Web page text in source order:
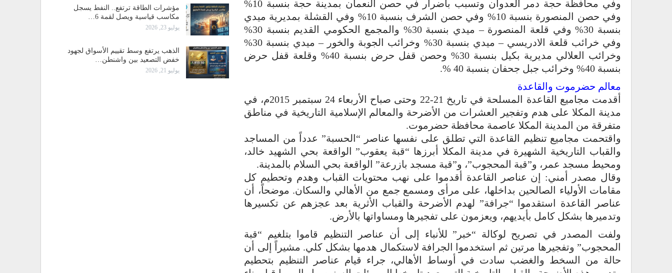
وفي محافظة حجة دمر العدوان وتسبب بأضرار في حصن النعمان بمدينة حجة بنسبة 10%
وفي حصن المنصورة بنسبة 10% وفي حصن الشرف بنسبة 10% وفي القشلة بمديرية ميدي
بنسبة 30% وفي قلعة المنصورة – ميدي بنسبة 30% والمجمع الحكومي القديم بنسبة 30%
وفي خرائب قلعة الادريسي – ميدي بنسبة 30% وخرائب الجوبة والخور – ميدي بنسبة 30%
وخرائب العلالي مديرية بكيل بنسبة 30% وحصن قفل حرض بنسبة 40% وقلعة قفل حرض
بنسبة 40% وخرائب جبل جحفان بنسبة 40 %.
معالم حضرموت والقاعدة
أقدمت مجاميع القاعدة المسلحة في تاريخ 21-22 وحتى صباح الأربعاء 24 سبتمبر 2015م، في
مدينة المكلا على هدم وتفجير العشرات من الأضرحة والمعالم الإسلامية التاريخية في مناطق
متفرقة من المدينة المكلا عاصمة محافظة حضرموت.
واقتحمت مجاميع تنظيم القاعدة التي تطلق على نفسها عناصر “الحسبة” عدداً من المساجد
والقباب التاريخية الشهيرة في مدينة المكلا أبرزها “قبة يعقوب” الواقعة بحي الشهيد خالد،
ومحيط مسجد عمر، و”قبة المحجوب”، و”قبة مسجد بازرعة” الواقعة بحي السلام بالمدينة.
وقال مصدر أمني: إن عناصر القاعدة أقدموا على نهب محتويات القباب وهدم وتحطيم كل
مقامات الأولياء الصالحين بداخلها، على مرأى ومسمع جمع من الأهالي والسكان. موضحاً، أن
عناصر القاعدة استقدموا “جرافة” لهدم الأضرحة والقباب الأثرية بعد عجزهم عن تكسيرها
وتدميرها بشكل كامل بأيديهم، ويعزمون على تفجيرها ومساواتها بالأرض.
ولفت المصدر في تصريح لوكالة “خبر” للأنباء إلى أن عناصر التنظيم قاموا بتلغيم “قبة
المحجوب” وتفجيرها مرتين ثم استخدموا الجرافة لاستكمال هدمها بشكل كلي. مشيراً إلى أن
حالة من السخط والغضب سادت في أوساط الأهالي، جراء قيام عناصر التنظيم بتحطيم
مؤشرات الطاقة ترتفع.. النفط يسجل
مكاسب قياسية ويصل لقمة 6…
يوليو 23, 2026
الذهب يرتفع وسط تقييم الأسواق لجهود
خفض التصعيد بين واشنطن…
يوليو 21, 2026